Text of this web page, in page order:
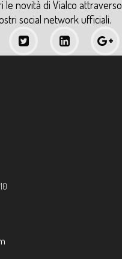
le novità di Vialco attraverso
social network ufficiali.